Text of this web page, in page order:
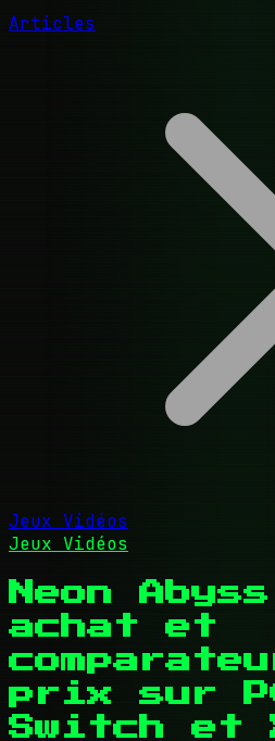
Articles
Jeux Vidéos
Jeux Vidéos
Neon
achat et
prix sur
Switch et